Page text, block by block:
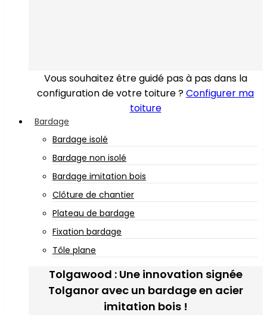
Vous souhaitez être guidé pas à pas dans la
configuration de votre toiture ?Configurer ma
toiture
Bardage
Bardage isolé
Bardage non isolé
Bardage imitation bois
Clôture de chantier
Plateau de bardage
Fixation bardage
Tôle plane
Tolgawood : Une innovation signée
Tolganor avec un bardage en acier
imitation bois !